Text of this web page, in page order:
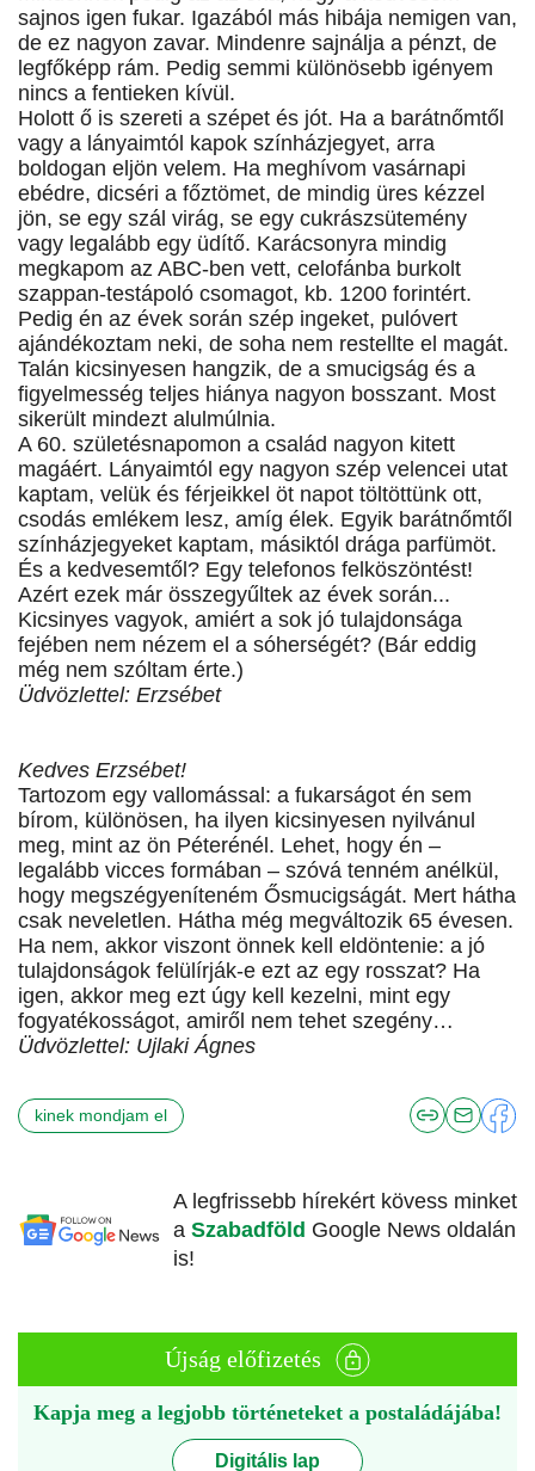
sajnos igen fukar. Igazából más hibája nemigen van,
de ez nagyon zavar. Mindenre sajnálja a pénzt, de
legfőképp rám. Pedig semmi különösebb igényem
nincs a fentieken kívül.
Holott ő is szereti a szépet és jót. Ha a barátnőmtől
vagy a lányaimtól kapok színházjegyet, arra
boldogan eljön velem. Ha meghívom vasárnapi
ebédre, dicséri a főztömet, de mindig üres kézzel
jön, se egy szál virág, se egy cukrászsütemény
vagy legalább egy üdítő. Karácsonyra mindig
megkapom az ABC-ben vett, celofánba burkolt
szappan-testápoló csomagot, kb. 1200 forintért.
Pedig én az évek során szép ingeket, pulóvert
ajándékoztam neki, de soha nem restellte el magát.
Talán kicsinyesen hangzik, de a smucigság és a
figyelmesség teljes hiánya nagyon bosszant. Most
sikerült mindezt alulmúlnia.
A 60. születésnapomon a család nagyon kitett
magáért. Lányaimtól egy nagyon szép velencei utat
kaptam, velük és férjeikkel öt napot töltöttünk ott,
csodás emlékem lesz, amíg élek. Egyik barátnőmtől
színházjegyeket kaptam, másiktól drága parfümöt.
És a kedvesemtől? Egy telefonos felköszöntést!
Azért ezek már összegyűltek az évek során...
Kicsinyes vagyok, amiért a sok jó tulajdonsága
fejében nem nézem el a sóherségét? (Bár eddig
még nem szóltam érte.)
Üdvözlettel: Erzsébet
Kedves Erzsébet!
Tartozom egy vallomással: a fukarságot én sem
bírom, különösen, ha ilyen kicsinyesen nyilvánul
meg, mint az ön Péterénél. Lehet, hogy én –
legalább vicces formában – szóvá tenném anélkül,
hogy megszégyeníteném Ősmucigságát. Mert hátha
csak neveletlen. Hátha még megváltozik 65 évesen.
Ha nem, akkor viszont önnek kell eldöntenie: a jó
tulajdonságok felülírják-e ezt az egy rosszat? Ha
igen, akkor meg ezt úgy kell kezelni, mint egy
fogyatékosságot, amiről nem tehet szegény…
Üdvözlettel: Ujlaki Ágnes
kinek mondjam el
A legfrissebb hírekért kövess minket
a Szabadföld Google News oldalán
is!
Újság előfizetés
Kapja meg a legjobb történeteket a postaládájába!
Digitális lap